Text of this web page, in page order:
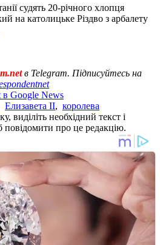
судять 20-річного хлопця
на католицьке Різдво з арбалету
в Telegram. Підписуйтесь на
в Google News
Елизавета II, королева
виділіть необхідний текст і
повідомити про це редакцію.